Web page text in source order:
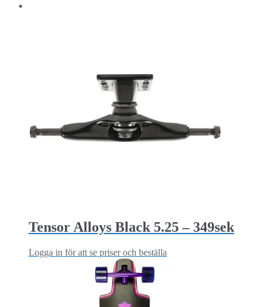
Tensor Alloys Black 5.25 – 349sek
Logga in för att se priser och beställa